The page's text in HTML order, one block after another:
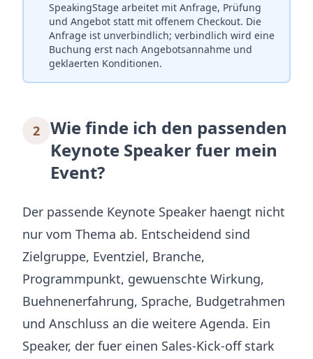
SpeakingStage arbeitet mit Anfrage, Prüfung
und Angebot statt mit offenem Checkout. Die
Anfrage ist unverbindlich; verbindlich wird eine
Buchung erst nach Angebotsannahme und
geklaerten Konditionen.
2
Wie finde ich den passenden
Keynote Speaker fuer mein
Event?
Der passende Keynote Speaker haengt nicht
nur vom Thema ab. Entscheidend sind
Zielgruppe, Eventziel, Branche,
Programmpunkt, gewuenschte Wirkung,
Buehnenerfahrung, Sprache, Budgetrahmen
und Anschluss an die weitere Agenda. Ein
Speaker, der fuer einen Sales-Kick-off stark